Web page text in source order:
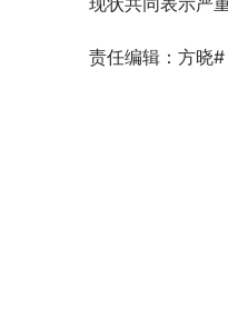
责任编辑：方晓#